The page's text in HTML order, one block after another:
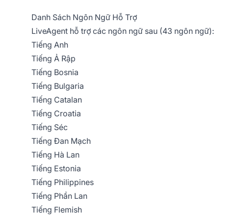
Danh Sách Ngôn Ngữ Hỗ Trợ
LiveAgent hỗ trợ các ngôn ngữ sau (43 ngôn ngữ):
Tiếng Anh
Tiếng Ả Rập
Tiếng Bosnia
Tiếng Bulgaria
Tiếng Catalan
Tiếng Croatia
Tiếng Séc
Tiếng Đan Mạch
Tiếng Hà Lan
Tiếng Estonia
Tiếng Philippines
Tiếng Phần Lan
Tiếng Flemish